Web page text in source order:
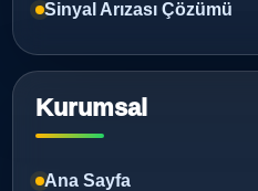
Sinyal Arızası Çözümü
Kurumsal
Ana Sayfa